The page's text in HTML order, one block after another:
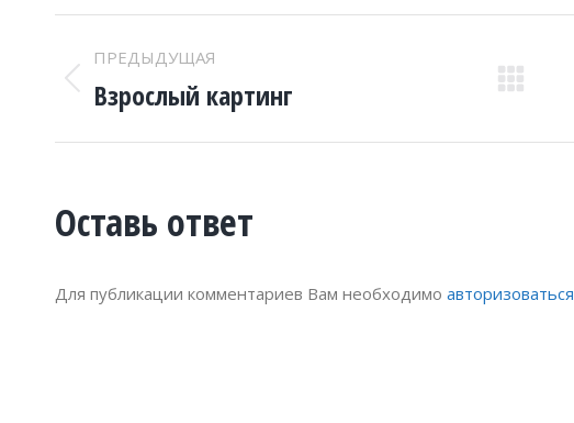
ПРОЕКТ
НАВИГАЦИИ
ПРЕДЫДУЩАЯ
Предыдущий
Взрослый картинг
Оставь ответ
Для публикации комментариев Вам необходимо авторизоваться